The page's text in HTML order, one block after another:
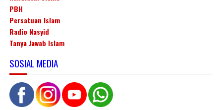
PBH
Persatuan Islam
Radio Nasyid
Tanya Jawab Islam
SOSIAL MEDIA